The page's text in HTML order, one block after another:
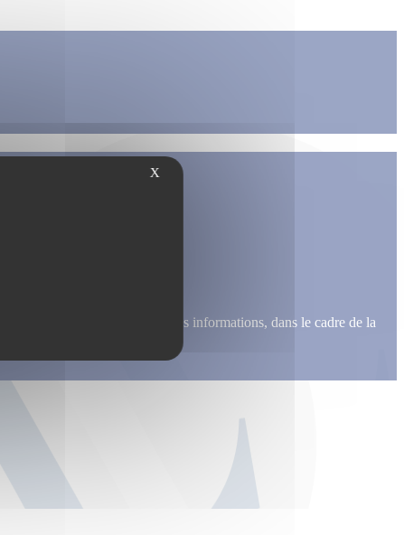
pour m’envoyer des informations, dans le cadre de la
X